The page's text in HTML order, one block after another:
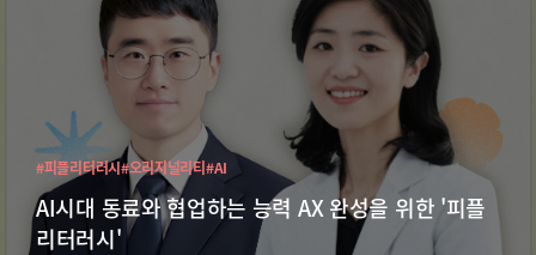
AI시대 동료와 협업하는 능력 AX 완성을 위한 '피플
리터러시'
#피플리터러시#오리지널리티#AI